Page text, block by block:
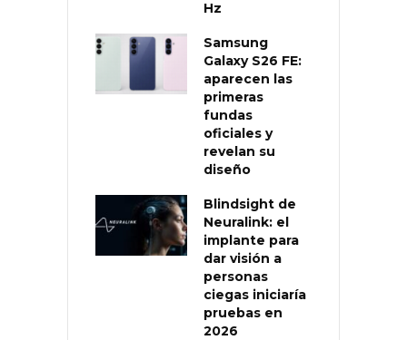
Hz
Samsung
Galaxy S26 FE:
aparecen las
primeras
fundas
oficiales y
revelan su
diseño
Blindsight de
Neuralink: el
implante para
dar visión a
personas
ciegas iniciaría
pruebas en
2026